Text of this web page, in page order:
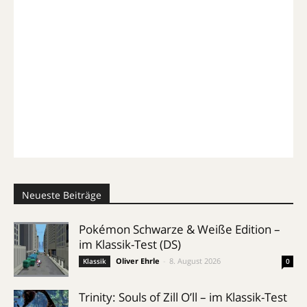
Neueste Beiträge
Pokémon Schwarze & Weiße Edition –
im Klassik-Test (DS)
Klassik Oliver Ehrle 8. August 2026 0
Trinity: Souls of Zill O’ll – im Klassik-Test